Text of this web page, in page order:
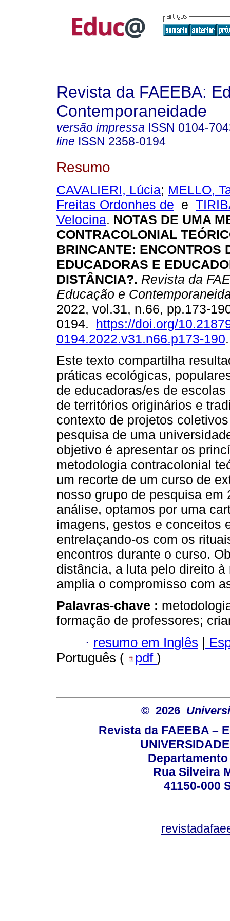
Revista da FAEEBA:
Contemporaneidade
versão impressa ISSN 0104-
line ISSN 2358-0194
Resumo
CAVALIERI, Lúcia; MELLO,
Freitas Ordonhes de e
Velocina. NOTAS DE UMA
CONTRACOLONIAL
BRINCANTE: ENCONTROS
EDUCADORAS E
DISTÂNCIA?. Revista da
Educação e
2022, vol.31, n.66, pp.173-
0194. https://doi.org/
0194.2022.v31.n66.p173-190.
Este texto compartilha
práticas ecológicas,
de educadoras/es de
de territórios originários e
contexto de projetos
pesquisa de uma
objetivo é apresentar os
metodologia contracolonial
um recorte de um curso de
nosso grupo de pesquisa em
análise, optamos por uma
imagens, gestos e conceitos
entrelaçando-os com os
encontros durante o curso.
distância, a luta pelo direito
amplia o compromisso com
Palavras-chave :
formação de professores;
· resumo em Inglês |
Português (
pdf )
© 2026
Revista da FAEEBA –
Rua Silveira
41150-000